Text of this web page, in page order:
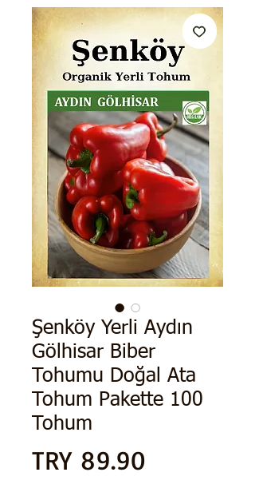
Şenköy Yerli Aydın
Gölhisar Biber
Tohumu Doğal Ata
Tohum Pakette 100
Tohum
TRY 89.90Price